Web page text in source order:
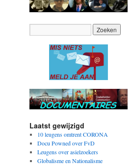
Laatst gewijzigd
10 leugens omtrent CORONA
Docu Powned over FvD
Leugens over asielzoekers
Globalisme en Nationalisme